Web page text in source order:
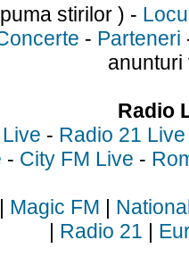
stirilor ) -
- Parteneri
anunturi
Radio
- Radio 21 Live
- City FM Live -
| Magic FM |
| Radio 21 |